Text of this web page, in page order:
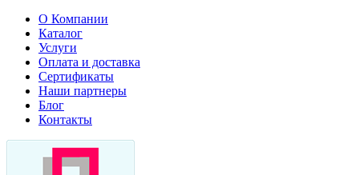
О Компании
Каталог
Услуги
Оплата и доставка
Сертификаты
Наши партнеры
Блог
Контакты